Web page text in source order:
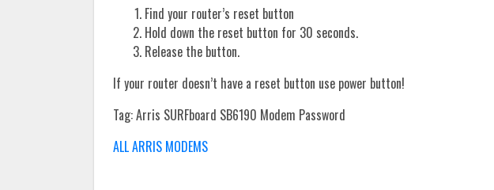
Find your router’s reset button
Hold down the reset button for 30 seconds.
Release the button.
If your router doesn’t have a reset button use power button!
Tag: Arris SURFboard SB6190 Modem Password
ALL ARRIS MODEMS